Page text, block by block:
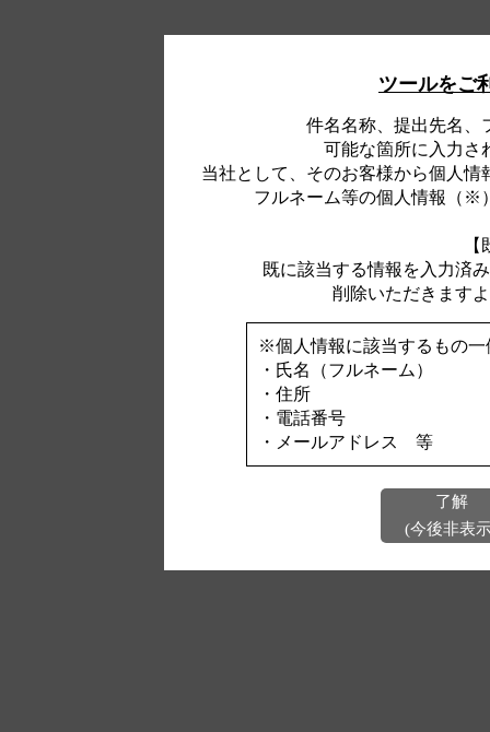
ツールをご
件名名称、提出先名、
可能な箇所に入力さ
当社として、そのお客様から個人
フルネーム等の個人情報（※
既に該当する情報を入力済
削除いただきます
※個人情報に該当するもの一
・氏名（フルネーム）
・住所
・電話番号
・メールアドレス 等
了解
(今後非表